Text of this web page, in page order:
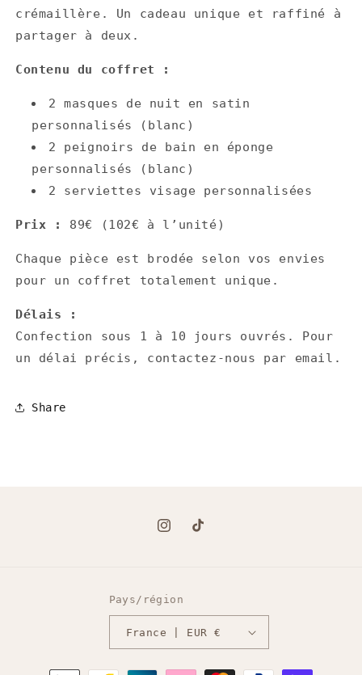
crémaillère. Un cadeau unique et raffiné à
partager à deux.
Contenu du coffret :
2 masques de nuit en satin
personnalisés (blanc)
2 peignoirs de bain en éponge
personnalisés (blanc)
2 serviettes visage personnalisées
Prix : 89€ (102€ à l’unité)
Chaque pièce est brodée selon vos envies
pour un coffret totalement unique.
Délais :
Confection sous 1 à 10 jours ouvrés. Pour
un délai précis, contactez-nous par email.
Share
Instagram
TikTok
Pays/région
France | EUR €
Moyens